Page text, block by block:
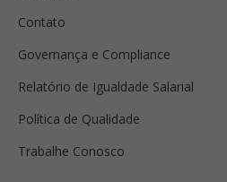
Contato
Governança e Compliance
Relatório de Igualdade Salarial
Política de Qualidade
Trabalhe Conosco